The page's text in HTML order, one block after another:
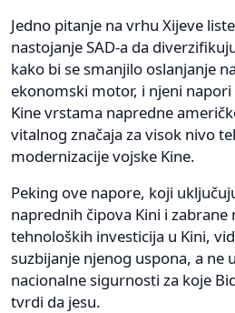
Jedno pitanje na vrhu Xijeve
nastojanje SAD-a da
kako bi se smanjilo oslanjanje
ekonomski motor, i njeni
Kine vrstama napredne
vitalnog značaja za visok nivo
modernizacije vojske Kine.
Peking ove napore, koji
naprednih čipova Kini i zabrane
tehnoloških investicija u Kini,
suzbijanje njenog uspona, a ne
nacionalne sigurnosti za koje
tvrdi da jesu.